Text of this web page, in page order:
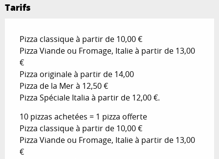
Tarifs
Pizza classique à partir de 10,00 €
Pizza Viande ou Fromage, Italie à partir de 13,00
€
Pizza originale à partir de 14,00
Pizza de la Mer à 12,50 €
Pizza Spéciale Italia à partir de 12,00 €.
10 pizzas achetées = 1 pizza offerte
Pizza classique à partir de 10,00 €
Pizza Viande ou Fromage, Italie à partir de 13,00
€